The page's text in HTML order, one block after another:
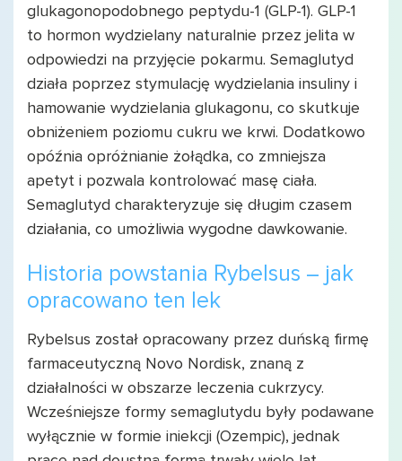
glukagonopodobnego peptydu-1 (GLP-1). GLP-1
to hormon wydzielany naturalnie przez jelita w
odpowiedzi na przyjęcie pokarmu. Semaglutyd
działa poprzez stymulację wydzielania insuliny i
hamowanie wydzielania glukagonu, co skutkuje
obniżeniem poziomu cukru we krwi. Dodatkowo
opóźnia opróżnianie żołądka, co zmniejsza
apetyt i pozwala kontrolować masę ciała.
Semaglutyd charakteryzuje się długim czasem
działania, co umożliwia wygodne dawkowanie.
Historia powstania Rybelsus – jak
opracowano ten lek
Rybelsus został opracowany przez duńską firmę
farmaceutyczną Novo Nordisk, znaną z
działalności w obszarze leczenia cukrzycy.
Wcześniejsze formy semaglutydu były podawane
wyłącznie w formie iniekcji (Ozempic), jednak